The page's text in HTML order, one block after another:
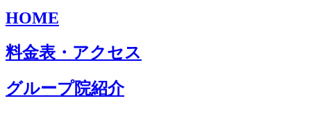
HOME
料金表・アクセス
グループ院紹介